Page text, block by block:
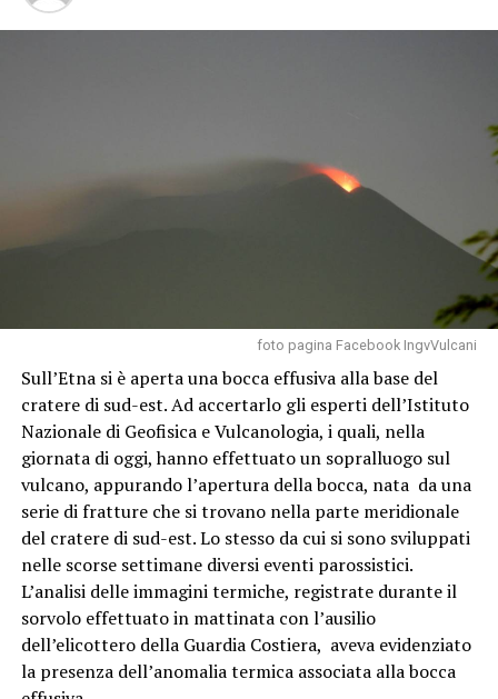
foto pagina Facebook IngvVulcani
Sull’Etna si è aperta una bocca effusiva alla base del
cratere di sud-est. Ad accertarlo gli esperti dell’Istituto
Nazionale di Geofisica e Vulcanologia, i quali, nella
giornata di oggi, hanno effettuato un sopralluogo sul
vulcano, appurando l’apertura della bocca, nata da una
serie di fratture che si trovano nella parte meridionale
del cratere di sud-est. Lo stesso da cui si sono sviluppati
nelle scorse settimane diversi eventi parossistici.
L’analisi delle immagini termiche, registrate durante il
sorvolo effettuato in mattinata con l’ausilio
dell’elicottero della Guardia Costiera, aveva evidenziato
la presenza dell’anomalia termica associata alla bocca